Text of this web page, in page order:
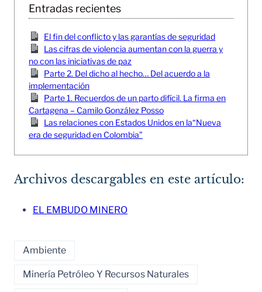
Entradas recientes
El fin del conflicto y las garantías de seguridad
Las cifras de violencia aumentan con la guerra y
no con las iniciativas de paz
Parte 2. Del dicho al hecho… Del acuerdo a la
implementación
Parte 1. Recuerdos de un parto difícil. La firma en
Cartagena – Camilo González Posso
Las relaciones con Estados Unidos en la“Nueva
era de seguridad en Colombia”
Archivos descargables en este artículo:
EL EMBUDO MINERO
Ambiente
Minería Petróleo Y Recursos Naturales